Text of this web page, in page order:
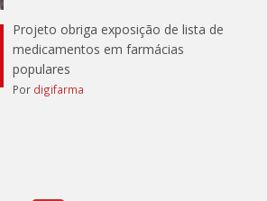
Projeto obriga exposição de lista de
medicamentos em farmácias
populares
Por digifarma